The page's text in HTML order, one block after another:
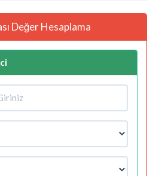
Değer Hesaplama